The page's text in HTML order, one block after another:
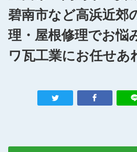
碧南市など高浜近郊
理・屋根修理でお悩
ワ瓦工業にお任せあ